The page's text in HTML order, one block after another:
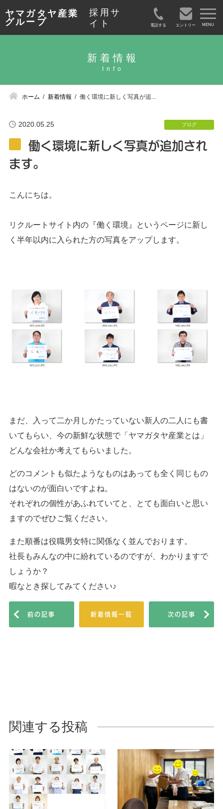
ヤマガタヤ産業
グループ
採用サ
イト
電話する エントリー
新着情報
ホーム 新着情報 働く環境に新しく写真が追...
2020.05.25 ブログ
働く環境に新しく写真が追加され
ます。
こんにちは。
リクルートサイト内の『働く環境』というページに新し
く半年以内に入られた方の写真をアップします。
まだ、入って二か月しかたっていない新人の二人にも書
いてもらい、今の新鮮な状態で「ヤマガタヤ産業とは」
どんな会社か考えてもらいました。
どのコメントも似たようなものはあっても全く同じもの
はないのが面白いですよね。
それぞれの個性があふれていてと、とても面白いと思い
ますのでぜひご覧ください。
また順番は役職男女特に関係なく並んでおります。
社長もみんなの中に紛れているのですが、わかりますで
しょうか？
暇なとき探してみてください♪
前の記事 次の記事
新着情報一覧
関連する投稿